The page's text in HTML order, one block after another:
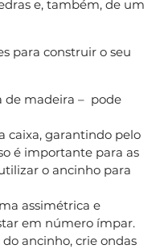
e, também, de um
para construir o seu
de madeira – pode
caixa, garantindo pelo
é importante para as
o ancinho para
assimétrica e
em número ímpar.
ancinho, crie ondas